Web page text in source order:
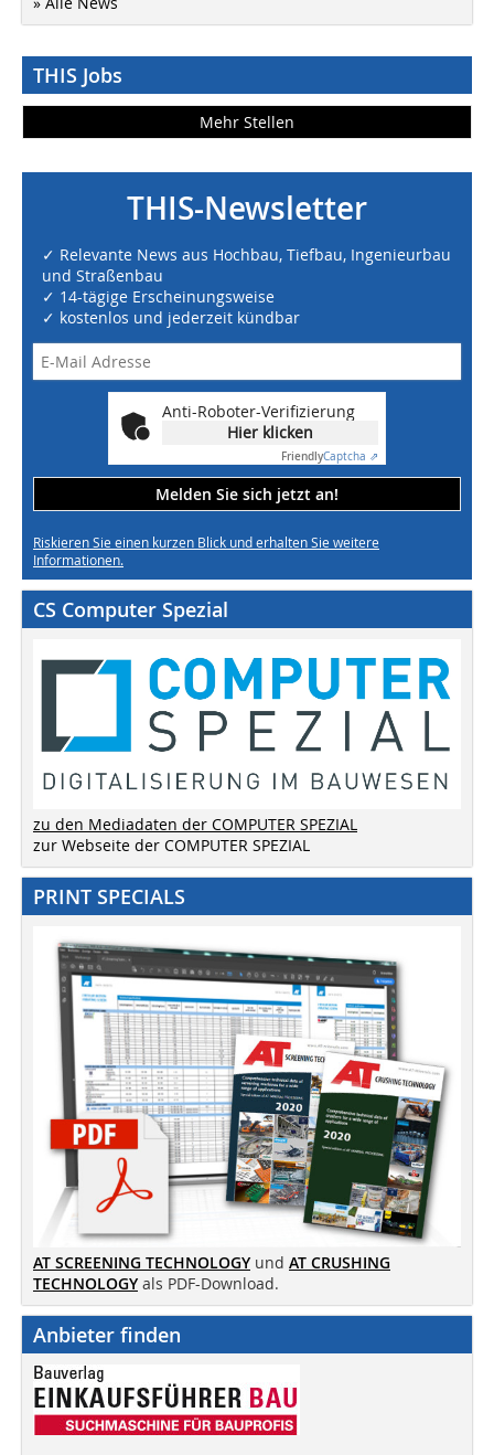
THIS Jobs
Mehr Stellen
THIS-Newsletter
✓ Relevante News aus Hochbau, Tiefbau, Ingenieurbau
und Straßenbau
✓ 14-tägige Erscheinungsweise
✓ kostenlos und jederzeit kündbar
Anti-Roboter-Verifizierung
Hier klicken
FriendlyCaptcha ⇗
Melden Sie sich jetzt an!
Riskieren Sie einen kurzen Blick und erhalten Sie weitere
Informationen.
CS Computer Spezial
zu den Mediadaten der COMPUTER SPEZIAL
zur Webseite der COMPUTER SPEZIAL
PRINT SPECIALS
AT SCREENING TECHNOLOGY und AT CRUSHING
TECHNOLOGY als PDF-Download.
Anbieter finden